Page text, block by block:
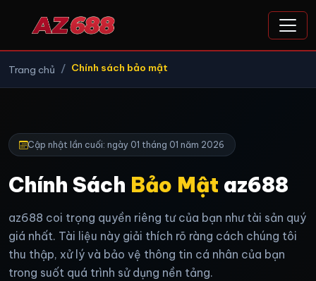
Trang chủ Chính sách bảo mật
Cập nhật lần cuối: ngày 01 tháng 01 năm 2026
Chính Sách Bảo Mật az688
az688 coi trọng quyền riêng tư của bạn như tài sản quý
giá nhất. Tài liệu này giải thích rõ ràng cách chúng tôi
thu thập, xử lý và bảo vệ thông tin cá nhân của bạn
trong suốt quá trình sử dụng nền tảng.